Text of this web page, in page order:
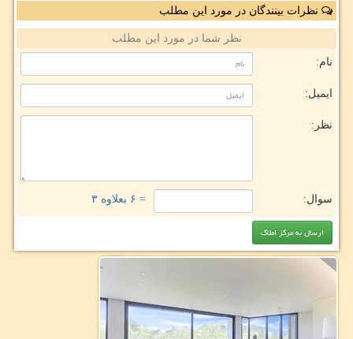
نظرات بینندگان در مورد این مطلب
نظر شما در مورد این مطلب
نام:
ایمیل:
نظر:
سوال: = ۶ بعلاوه ۳